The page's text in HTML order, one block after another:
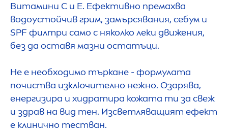
Витамини C и E. Ефективно премахва
водоустойчив грим, замърсявания, себум и
SPF филтри само с няколко леки движения,
без да оставя мазни остатъци.
Не е необходимо търкане - формулата
почиства изключително нежно. Озарява,
енергизира и хидратира кожата ти за свеж
и здрав на вид тен. Изсветляващият ефект
е клинично тестван.